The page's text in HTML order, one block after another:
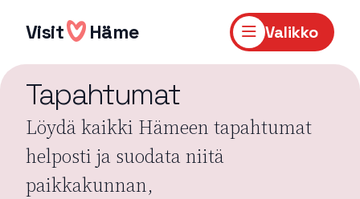
sisältöön
Visit Häme Valikko
Tapahtumat
Löydä kaikki Hämeen tapahtumat
helposti ja suodata niitä
paikkakunnan,